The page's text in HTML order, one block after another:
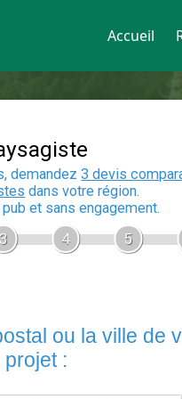
Accueil
Devis
En 5
aux
Gratuit,